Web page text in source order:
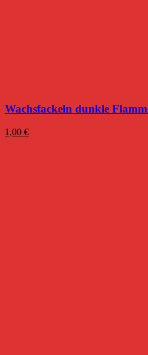
Wachsfackeln dunkle
1,00 €